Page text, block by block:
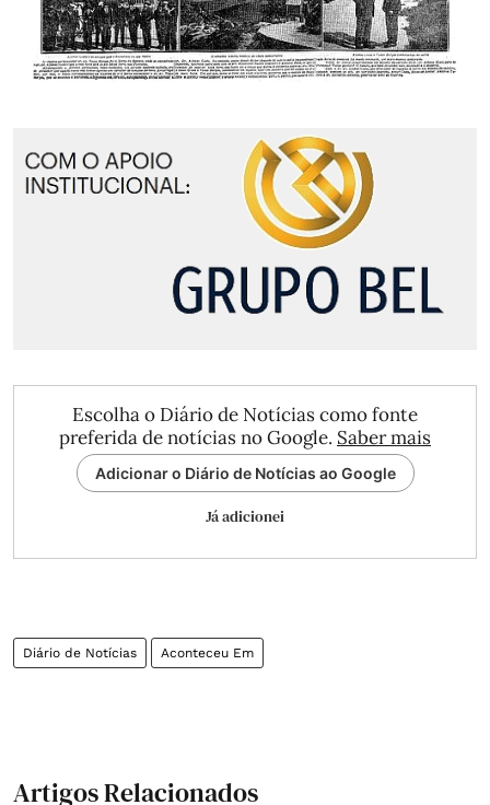
Escolha o Diário de Notícias como fonte
preferida de notícias no Google. Saber mais
Adicionar o Diário de Notícias ao Google
Já adicionei
Diário de Notícias Aconteceu Em
Artigos Relacionados